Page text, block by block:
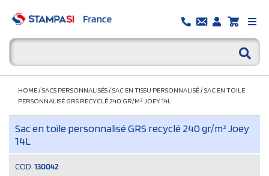
HOME/SACS PERSONNALISÉS/SAC EN TISSU PERSONNALISÉ/SAC EN TOILE
PERSONNALISÉ GRS RECYCLÉ 240 GR/M² JOEY 14L
Sac en toile personnalisé GRS recyclé 240 gr/m² Joey
14L
COD. 130042